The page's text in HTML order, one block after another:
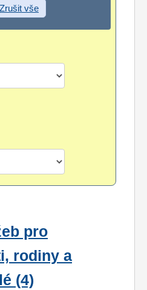
Zrušit vše
pro
rodiny a
(4)